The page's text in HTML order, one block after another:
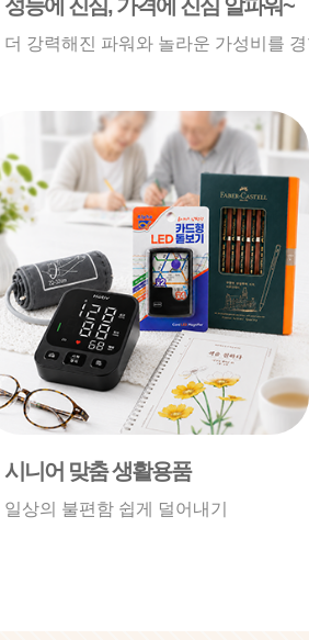
성능에 진심, 가격에 진심 알파워~
더 강력해진 파워와 놀라운 가성비를
시니어 맞춤 생활용품
일상의 불편함 쉽게 덜어내기